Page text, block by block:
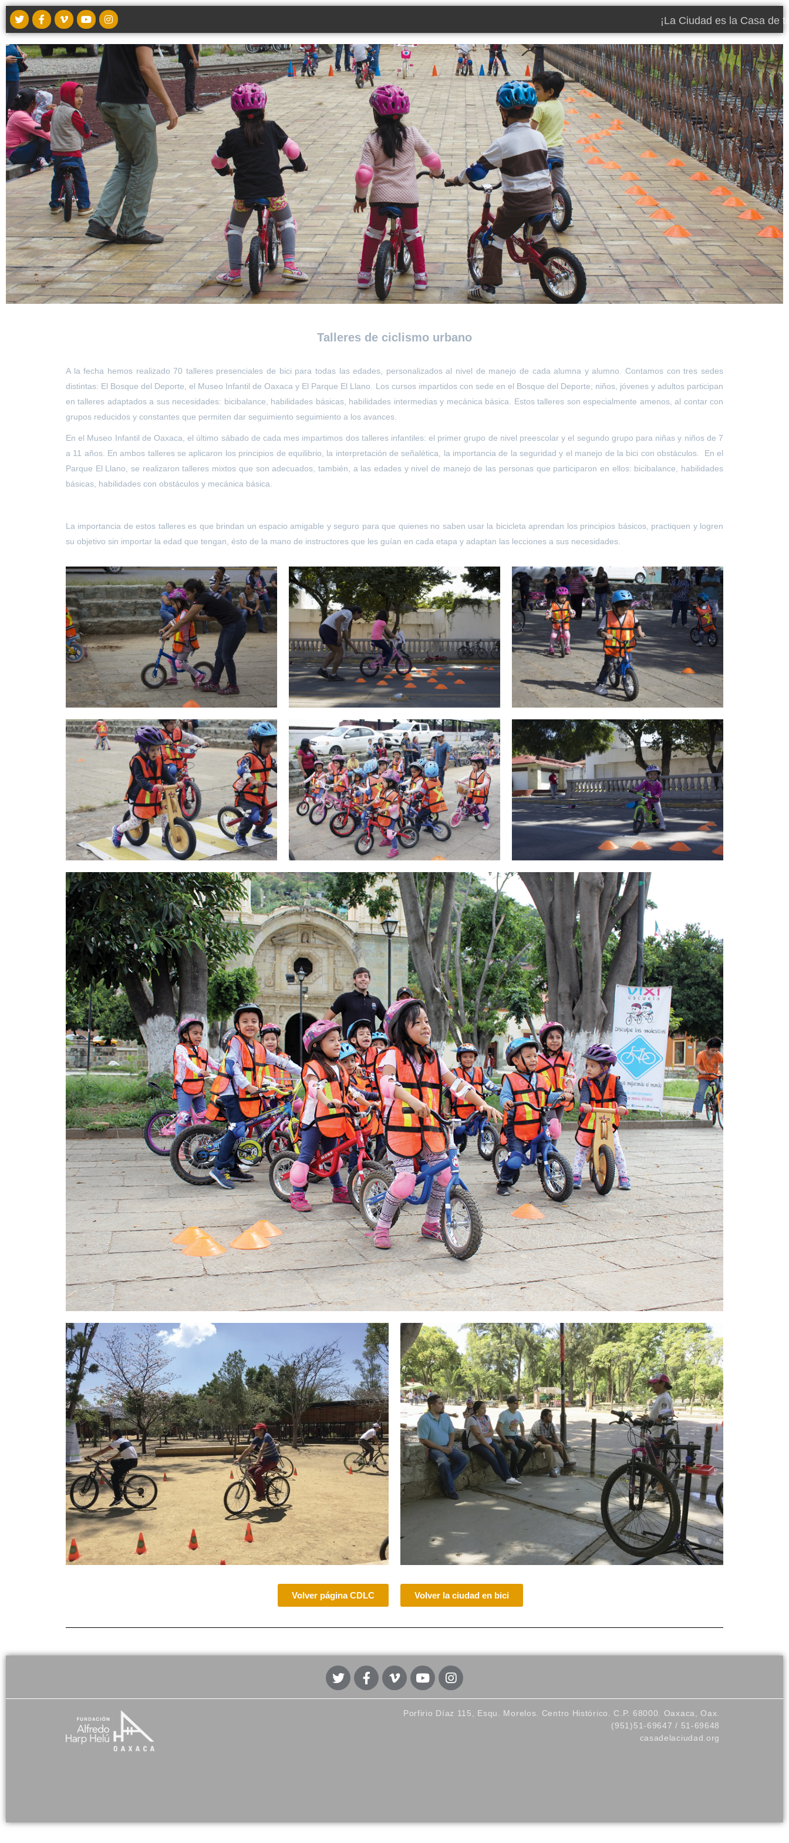
¡La Ciudad es la Casa de
Talleres de ciclismo urbano
A la fecha hemos realizado 70 talleres presenciales de bici para todas las edades, personalizados al nivel de manejo de cada alumna y alumno. Contamos con tres sedes
distintas: El Bosque del Deporte, el Museo Infantil de Oaxaca y El Parque El Llano. Los cursos impartidos con sede en el Bosque del Deporte; niños, jóvenes y adultos participan
en talleres adaptados a sus necesidades: bicibalance, habilidades básicas, habilidades intermedias y mecánica básica. Estos talleres son especialmente amenos, al contar con
grupos reducidos y constantes que permiten dar seguimiento seguimiento a los avances.
En el Museo Infantil de Oaxaca, el último sábado de cada mes impartimos dos talleres infantiles: el primer grupo de nivel preescolar y el segundo grupo para niñas y niños de 7
a 11 años. En ambos talleres se aplicaron los principios de equilibrio, la interpretación de señalética, la importancia de la seguridad y el manejo de la bici con obstáculos. En el
Parque El Llano, se realizaron talleres mixtos que son adecuados, también, a las edades y nivel de manejo de las personas que participaron en ellos: bicibalance, habilidades
básicas, habilidades con obstáculos y mecánica básica.
La importancia de estos talleres es que brindan un espacio amigable y seguro para que quienes no saben usar la bicicleta aprendan los principios básicos, practiquen y logren
su objetivo sin importar la edad que tengan, ésto de la mano de instructores que les guían en cada etapa y adaptan las lecciones a sus necesidades.
Volver página CDLC Volver la ciudad en bici
Porfirio Díaz 115, Esqu. Morelos. Centro Histórico. C.P. 68000. Oaxaca, Oax.
(951)51-69647 / 51-69648
casadelaciudad.org